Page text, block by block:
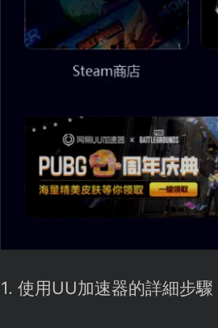
1. 使用UU加速器的詳細步驟